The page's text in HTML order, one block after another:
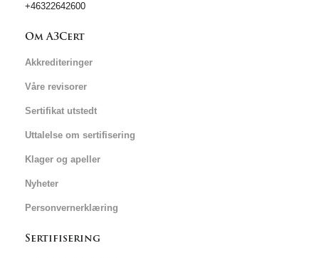
+46322642600
Om A3Cert
Akkrediteringer
Våre revisorer
Sertifikat utstedt
Uttalelse om sertifisering
Klager og apeller
Nyheter
Personvernerklæring
Sertifisering